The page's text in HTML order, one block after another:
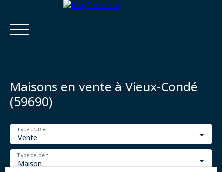
Accueil Viager
Maisons en vente à Vieux-Condé
(59690)
Vente
Type d'offre
Maison
Type de bien